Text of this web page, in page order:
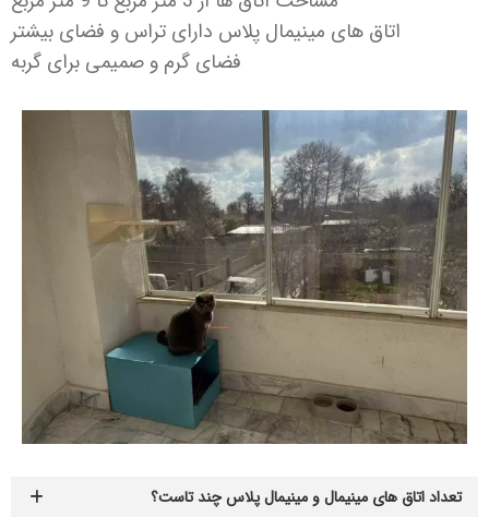
اتاق های مینیمال پلاس دارای تراس و فضای بیشتر
فضای گرم و صمیمی برای گربه
تعداد اتاق های مینیمال و مینیمال پلاس چند تاست؟